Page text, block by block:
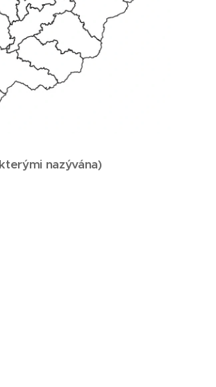
nazývána)